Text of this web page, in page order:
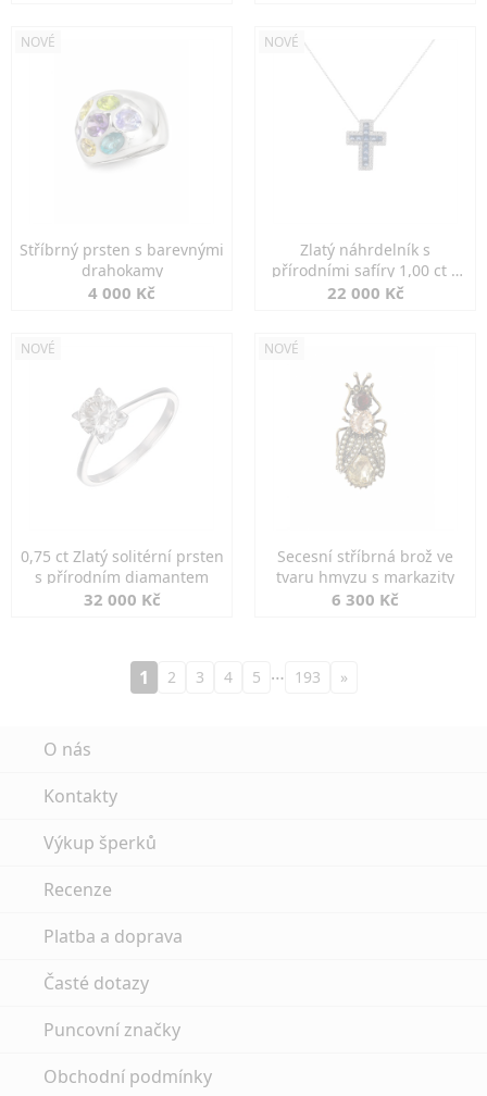
NOVÉ
Stříbrný prsten s barevnými
drahokamy
4 000 Kč
NOVÉ
Zlatý náhrdelník s
přírodními safíry 1,00 ct a
diamanty
22 000 Kč
NOVÉ
0,75 ct Zlatý solitérní prsten
s přírodním diamantem
32 000 Kč
NOVÉ
Secesní stříbrná brož ve
tvaru hmyzu s markazity
6 300 Kč
1 2 3 4 5 … 193 »
O nás
Kontakty
Výkup šperků
Recenze
Platba a doprava
Časté dotazy
Puncovní značky
Obchodní podmínky